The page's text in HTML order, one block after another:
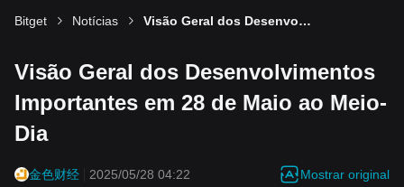
Bitget Notícias Visão Geral dos Desenvolvimentos Importantes em 28 de Maio ao Meio-Dia
Visão Geral dos Desenvolvimentos
Importantes em 28 de Maio ao Meio-
Dia
金色财经 2025/05/28 04:22 Mostrar original